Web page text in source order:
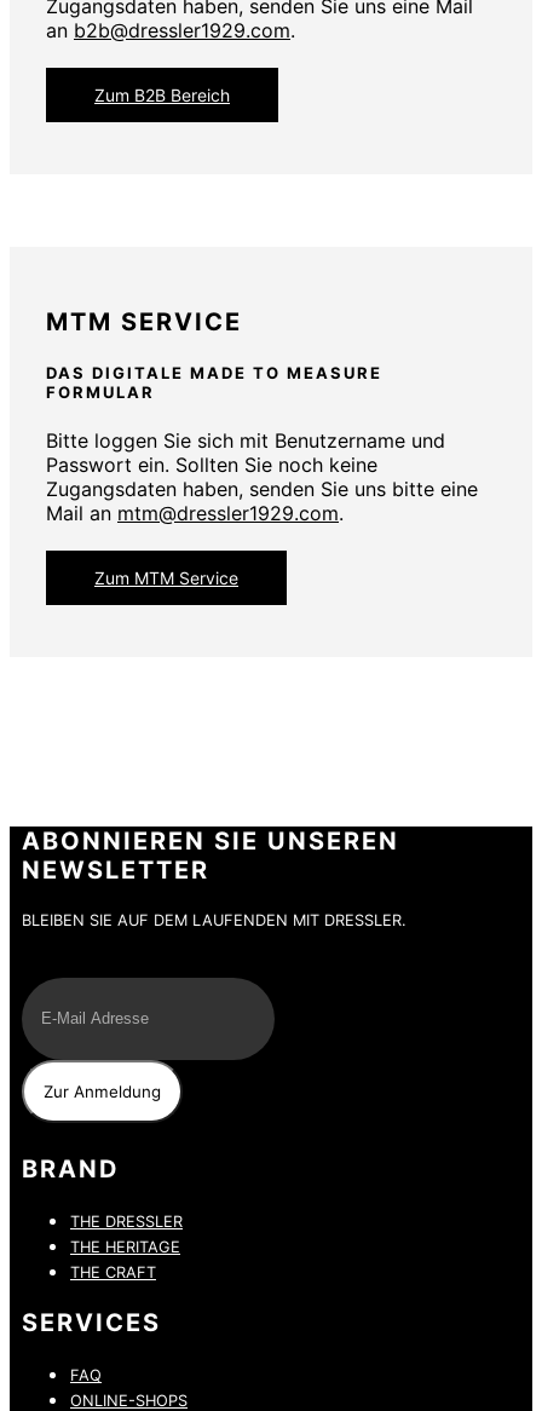
Zugangsdaten haben, senden Sie uns eine Mail
an b2b@dressler1929.com.
Zum B2B Bereich
MTM SERVICE
DAS DIGITALE MADE TO MEASURE
FORMULAR
Bitte loggen Sie sich mit Benutzername und
Passwort ein. Sollten Sie noch keine
Zugangsdaten haben, senden Sie uns bitte eine
Mail an mtm@dressler1929.com.
Zum MTM Service
ABONNIEREN SIE UNSEREN
NEWSLETTER
BLEIBEN SIE AUF DEM LAUFENDEN MIT DRESSLER.
BRAND
THE DRESSLER
THE HERITAGE
THE CRAFT
SERVICES
FAQ
ONLINE-SHOPS